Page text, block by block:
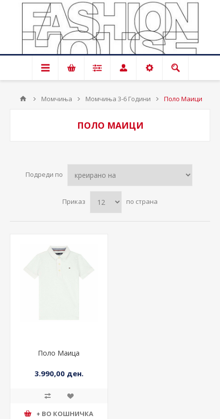
Момчиња Момчиња 3-6 Години Поло Маици
ПОЛО МАИЦИ
Подреди по
Приказ по страна
Поло Маица
3.990,00 ден.
+ ВО КОШНИЧКА